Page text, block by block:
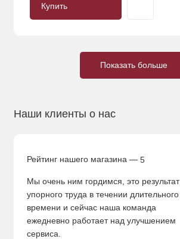
Купить
Показать больше
Наши клиенты о нас
Рейтинг нашего магазина — 5
Мы очень ним гордимся, это результат
упорного труда в течении длительного
времени и сейчас наша команда
ежедневно работает над улучшением
сервиса.